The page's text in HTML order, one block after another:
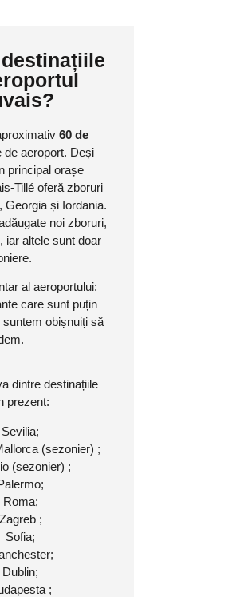
60 de
aeroport. Deși
principal orașe
Tillé oferă zboruri
și Iordania.
noi zboruri,
iar altele sunt doar
al aeroportului:
care sunt puțin
obișnuiți să
dintre destinațiile
prezent:
Sevilia;
(sezonier) ;
(sezonier) ;
Roma;
Zagreb ;
Sofia;
Dublin;
;